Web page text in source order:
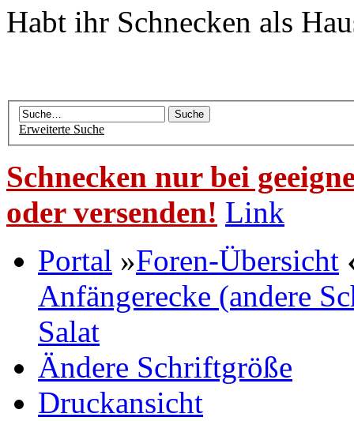
Habt ihr Schnecken als
Erweiterte Suche
Schnecken nur bei
oder versenden! Link
Portal »Foren-Übersicht
Anfängerecke (andere
Salat
Ändere Schriftgröße
Druckansicht